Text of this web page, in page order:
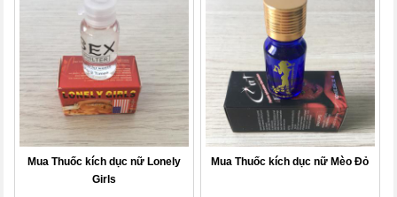
Mua Thuốc kích dục nữ Lonely
Girls
Mua Thuốc kích dục nữ Mèo Đỏ